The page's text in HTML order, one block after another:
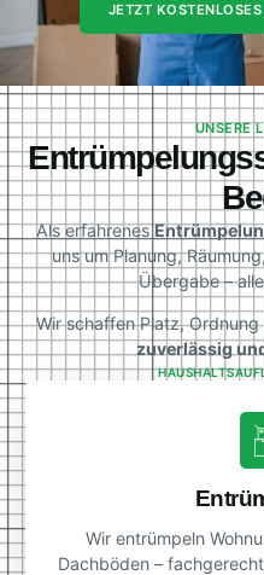
JETZT
UNSERE
Als erfahrenes
uns um Planung,
Übergabe –
Wir schaffen Platz,
zuverlässig
Wir entrümpeln
Dachböden –